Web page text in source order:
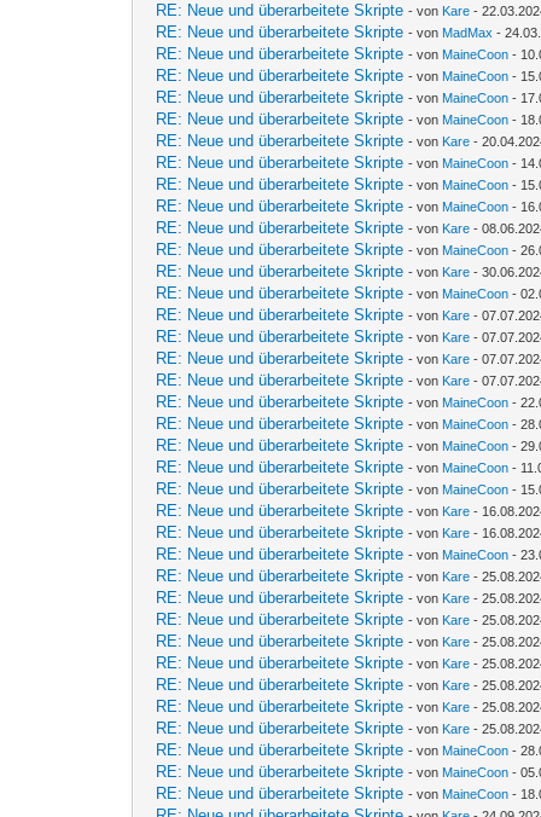
RE: Neue und überarbeitete Skripte - von Kare -
RE: Neue und überarbeitete Skripte - von MadMax -
RE: Neue und überarbeitete Skripte - von MaineCoon -
RE: Neue und überarbeitete Skripte - von MaineCoon -
RE: Neue und überarbeitete Skripte - von MaineCoon -
RE: Neue und überarbeitete Skripte - von MaineCoon -
RE: Neue und überarbeitete Skripte - von Kare -
RE: Neue und überarbeitete Skripte - von MaineCoon -
RE: Neue und überarbeitete Skripte - von MaineCoon -
RE: Neue und überarbeitete Skripte - von MaineCoon -
RE: Neue und überarbeitete Skripte - von Kare -
RE: Neue und überarbeitete Skripte - von MaineCoon -
RE: Neue und überarbeitete Skripte - von Kare -
RE: Neue und überarbeitete Skripte - von MaineCoon -
RE: Neue und überarbeitete Skripte - von Kare -
RE: Neue und überarbeitete Skripte - von Kare -
RE: Neue und überarbeitete Skripte - von Kare -
RE: Neue und überarbeitete Skripte - von Kare -
RE: Neue und überarbeitete Skripte - von MaineCoon -
RE: Neue und überarbeitete Skripte - von MaineCoon -
RE: Neue und überarbeitete Skripte - von MaineCoon -
RE: Neue und überarbeitete Skripte - von MaineCoon -
RE: Neue und überarbeitete Skripte - von MaineCoon -
RE: Neue und überarbeitete Skripte - von Kare -
RE: Neue und überarbeitete Skripte - von Kare -
RE: Neue und überarbeitete Skripte - von MaineCoon -
RE: Neue und überarbeitete Skripte - von Kare -
RE: Neue und überarbeitete Skripte - von Kare -
RE: Neue und überarbeitete Skripte - von Kare -
RE: Neue und überarbeitete Skripte - von Kare -
RE: Neue und überarbeitete Skripte - von Kare -
RE: Neue und überarbeitete Skripte - von Kare -
RE: Neue und überarbeitete Skripte - von Kare -
RE: Neue und überarbeitete Skripte - von Kare -
RE: Neue und überarbeitete Skripte - von MaineCoon -
RE: Neue und überarbeitete Skripte - von MaineCoon -
RE: Neue und überarbeitete Skripte - von MaineCoon -